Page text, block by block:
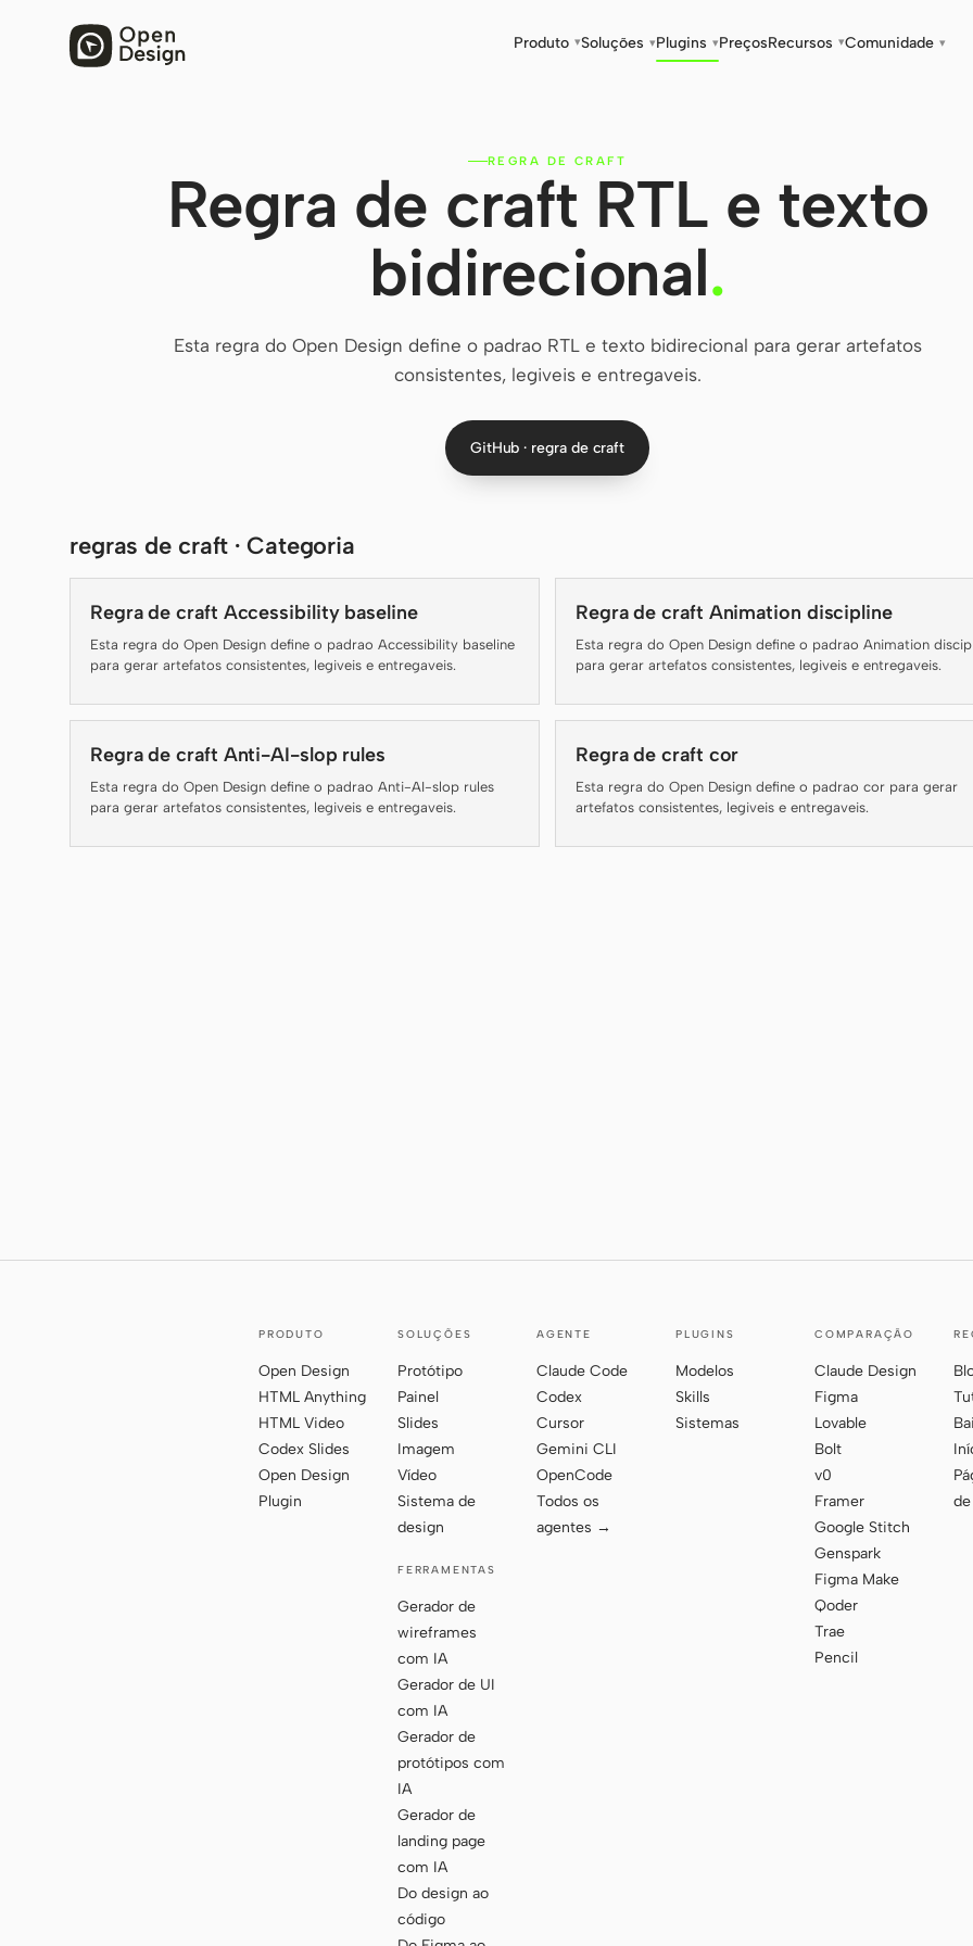
Produto ▾Soluções ▾Plugins ▾PreçosRecursos ▾Comunidade ▾
REGRA DE CRAFT
Regra de craft RTL e texto
bidirecional.
Esta regra do Open Design define o padrao RTL e texto bidirecional para gerar artefatos
consistentes, legiveis e entregaveis.
GitHub · regra de craft
regras de craft · Categoria
Regra de craft Accessibility baseline
Esta regra do Open Design define o padrao Accessibility baseline
para gerar artefatos consistentes, legiveis e entregaveis.
Regra de craft Animation discipline
Esta regra do Open Design define o padrao Animation
para gerar artefatos consistentes, legiveis e entregaveis.
Regra de craft Anti-AI-slop rules
Esta regra do Open Design define o padrao Anti-AI-slop rules
para gerar artefatos consistentes, legiveis e entregaveis.
Regra de craft cor
Esta regra do Open Design define o padrao cor para gerar
artefatos consistentes, legiveis e entregaveis.
PRODUTO
Open Design
HTML Anything
HTML Video
Codex Slides
Open Design
Plugin
SOLUÇÕES
Protótipo
Painel
Slides
Imagem
Vídeo
Sistema de
design
FERRAMENTAS
Gerador de
wireframes
com IA
Gerador de UI
com IA
Gerador de
protótipos com
IA
Gerador de
landing page
com IA
Do design ao
código
AGENTE
Claude Code
Codex
Cursor
Gemini CLI
OpenCode
Todos os
agentes →
PLUGINS
Modelos
Skills
Sistemas
COMPARAÇÃO
Claude Design
Figma
Lovable
Bolt
v0
Framer
Google Stitch
Genspark
Figma Make
Qoder
Trae
Pencil